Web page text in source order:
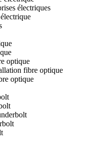
électriques
optique
fibre optique
optique